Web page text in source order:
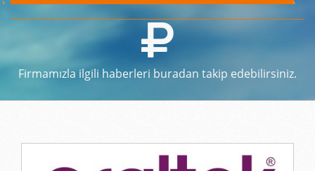
Firmamızla ilgili haberleri buradan takip edebilirsiniz.